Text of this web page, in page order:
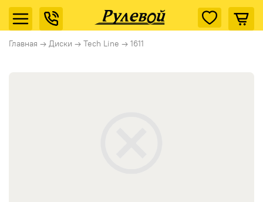
Главная → Диски → Tech Line → 1611